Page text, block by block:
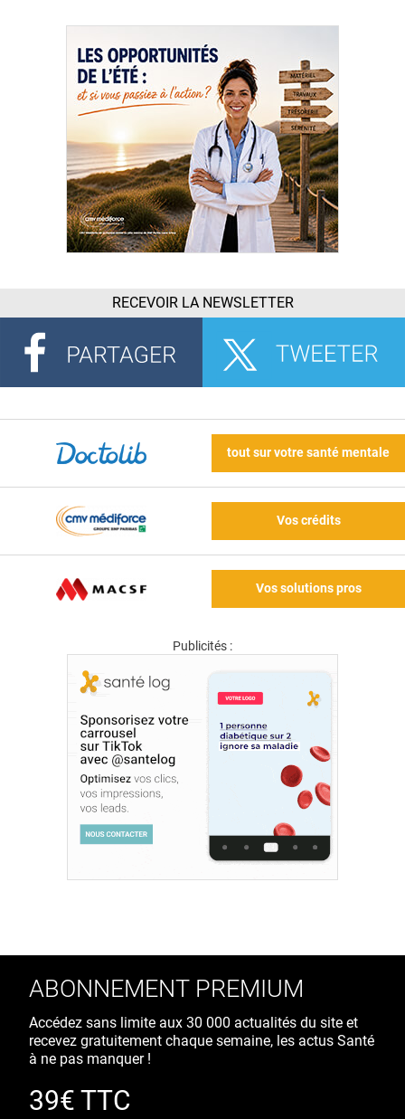
RECEVOIR LA NEWSLETTER
tout sur votre santé mentale
Vos crédits
Vos solutions pros
Publicités :
ABONNEMENT PREMIUM
Accédez sans limite aux 30 000 actualités du site et
recevez gratuitement chaque semaine, les actus Santé
à ne pas manquer !
39€ TTC